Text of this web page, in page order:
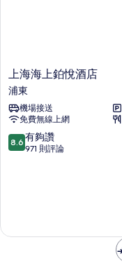
上
海
海
上
鉑
悅
酒
上海海上鉑悅酒店
浦東
機場接送
免費無線上網
8.6
分，
讚，
8.6 有夠讚
971 則評論